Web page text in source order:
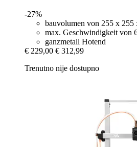
-27%
bauvolumen von 255 x 255
max. Geschwindigkeit von
ganzmetall Hotend
€ 229,00 € 312,99
Trenutno nije dostupno